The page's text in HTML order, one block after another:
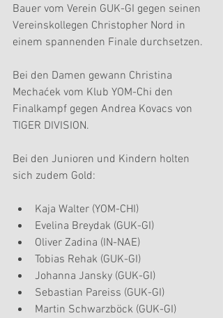
Bauer vom Verein GUK-GI gegen seinen
Vereinskollegen Christopher Nord in
einem spannenden Finale durchsetzen.
Bei den Damen gewann Christina
Mechaćek vom Klub YOM-Chi den
Finalkampf gegen Andrea Kovacs von
TIGER DIVISION.
Bei den Junioren und Kindern holten
sich zudem Gold:
Kaja Walter (YOM-CHI)
Evelina Breydak (GUK-GI)
Oliver Zadina (IN-NAE)
Tobias Rehak (GUK-GI)
Johanna Jansky (GUK-GI)
Sebastian Pareiss (GUK-GI)
Martin Schwarzböck (GUK-GI)